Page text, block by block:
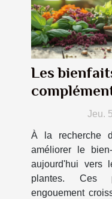
Les
plantes sur
Jeu.
À la recherche
améliorer le
aujourd'hui vers
plantes. Ces
engouement